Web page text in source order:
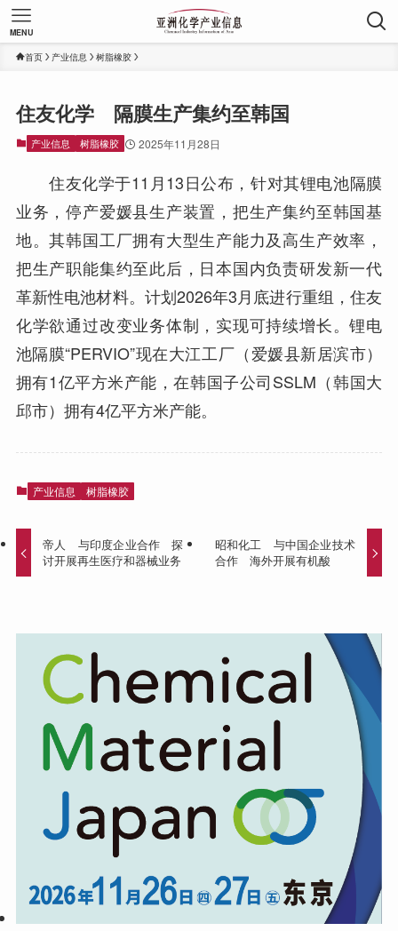
MENU
首页 产业信息 树脂橡胶
住友化学 隔膜生产集约至韩国
产业信息 树脂橡胶 2025年11月28日
住友化学于11月13日公布，针对其锂电池隔膜
业务，停产爱媛县生产装置，把生产集约至韩国基
地。其韩国工厂拥有大型生产能力及高生产效率，
把生产职能集约至此后，日本国内负责研发新一代
革新性电池材料。计划2026年3月底进行重组，住友
化学欲通过改变业务体制，实现可持续增长。锂电
池隔膜“PERVIO”现在大江工厂（爱媛县新居滨市）
拥有1亿平方米产能，在韩国子公司SSLM（韩国大
邱市）拥有4亿平方米产能。
产业信息 树脂橡胶
帝人 与印度企业合作 探
讨开展再生医疗和器械业务
昭和化工 与中国企业技术
合作 海外开展有机酸